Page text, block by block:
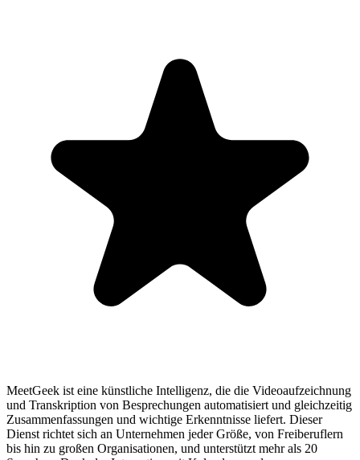
MeetGeek ist eine künstliche Intelligenz, die die Videoaufzeichnung
und Transkription von Besprechungen automatisiert und gleichzeitig
Zusammenfassungen und wichtige Erkenntnisse liefert. Dieser
Dienst richtet sich an Unternehmen jeder Größe, von Freiberuflern
bis hin zu großen Organisationen, und unterstützt mehr als 20